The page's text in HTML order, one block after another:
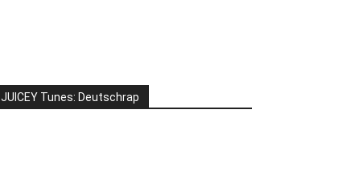
JUICEY Tunes: Deutschrap